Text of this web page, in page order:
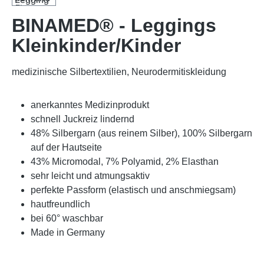
BINAMED® - Leggings
Kleinkinder/Kinder
medizinische Silbertextilien, Neurodermitiskleidung
anerkanntes Medizinprodukt
schnell Juckreiz lindernd
48% Silbergarn (aus reinem Silber), 100% Silbergarn
auf der Hautseite
43% Micromodal, 7% Polyamid, 2% Elasthan
sehr leicht und atmungsaktiv
perfekte Passform (elastisch und anschmiegsam)
hautfreundlich
bei 60° waschbar
Made in Germany